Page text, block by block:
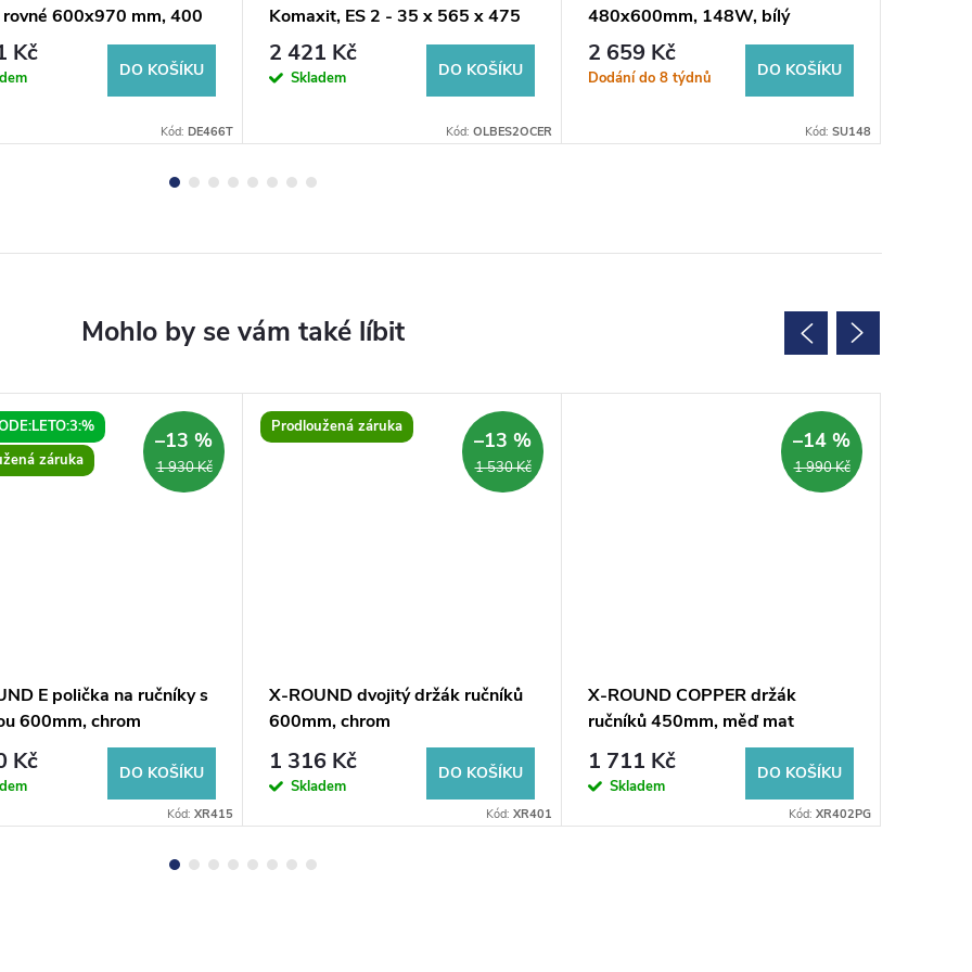
600x970 mm, 400
mat
Kč
DO KOŠÍKU
Kód: DE466T
Komaxit, ES 2 - 35 x 565 x 475
mm
2 421 Kč
Skladem DO KOŠÍKU
Kód: OLBES2OCER
480x600mm, 148W, bílý
2 659 Kč
Dodání do 8 týdnů DO KOŠÍKU
Kód: SU148
záruka
1 930 Kč
–13 %
E polička na ručníky s
600mm, chrom
Kč DO KOŠÍKU
Kód: XR415
Prodloužená záruka
1 530 Kč
–13 %
X-ROUND dvojitý držák ručníků
600mm, chrom
1 316 Kč
Skladem
DO KOŠÍKU
Kód: XR401
1 990 Kč
–14 %
X-ROUND COPPER držák
ručníků 450mm, měď mat
1 711 Kč
Skladem
DO KOŠÍKU
Kód: XR402PG